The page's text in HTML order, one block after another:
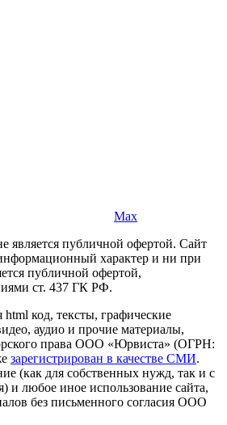
Max
является публичной офертой. Cайт
характер и ни при
публичной офертой,
ст. 437 ГК РФ.
код, тексты, графические
аудио­ и прочие материалы,
права ООО «Юрвиста» (ОГРН:
зарегистрирован в качестве СМИ.
(как для собственных нужд, так и с
и любое иное использование сайта,
без письменного согласия ООО